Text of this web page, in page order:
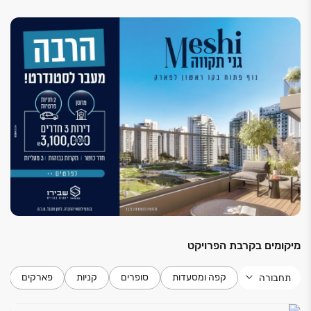
בממ"ד דלת ביטחון + דלת עץ פנימית
אינטרקום מסך בכניסה לדירה
תריסי גלילה חשמליים בכל הדירה (למעט ממ"ד וחדרי
חימום מים: באמצעות אנרגיה סולארית + דוד חשמל
לובי יוקרתי בחלל גבוה מעוצב מרוהט עי המעצב עודד
חלף
3 מעליות מפוארות לכל בניין, כולל מסך דיגיטלי במעלית
חדר כושר מאובזר וממוזג הכולל מטבחון ושירותים
שוט אשפה קומתי מקומה 1 ועד קומה 14
מחסן לכל דירה
מיקומים בקרבת הפרויקט
תחבורה קפה ומסעדות סופרים קניות פארקים